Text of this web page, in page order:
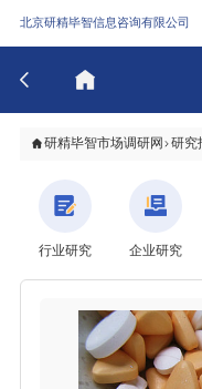
北京研精毕智信息咨询有限公司
研精毕智市场调研网 研究
行业研究 企业研究